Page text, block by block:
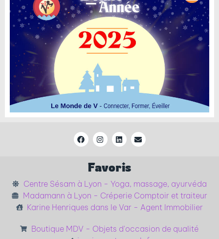
Favoris
Centre Sésam à Lyon - Yoga, massage, ayurvéda
Madamann à Lyon - Créperie Comptoir et traiteur
Karine Henriques dans le Var - Agent Immobilier
Boutique MDV - Objets d'occasion de qualité